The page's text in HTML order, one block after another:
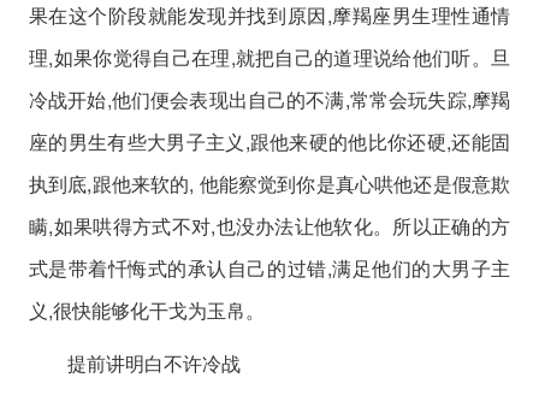
果在这个阶段就能发现并找到原因,摩羯座男生理性通情
理,如果你觉得自己在理,就把自己的道理说给他们听。旦
冷战开始,他们便会表现出自己的不满,常常会玩失踪,摩羯
座的男生有些大男子主义,跟他来硬的他比你还硬,还能固
执到底,跟他来软的, 他能察觉到你是真心哄他还是假意欺
瞒,如果哄得方式不对,也没办法让他软化。所以正确的方
式是带着忏悔式的承认自己的过错,满足他们的大男子主
义,很快能够化干戈为玉帛。
提前讲明白不许冷战